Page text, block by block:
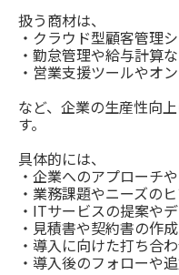
扱う商材は、
・クラウド型顧客管理
・勤怠管理や給与計算
・営業支援ツールやオ
など、企業の生産性向
す。
具体的には、
・企業へのアプローチ
・業務課題やニーズの
・ITサービスの提案や
・見積書や契約書の作成
・導入に向けた打ち合
・導入後のフォローや